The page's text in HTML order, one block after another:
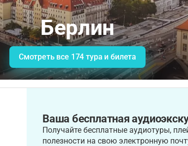
Берлин
Смотреть все 174 тура и билета
Ваша бесплатная
Получайте бесплатные аудиотуры,
полезности на свою электронную